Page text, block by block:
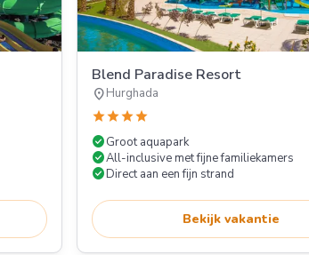
Blend Paradise Resort
location_onHurghada
starstarstarstar
check_circleGroot aquapark
check_circleAll-inclusive met fijne familiekamers
check_circleDirect aan een fijn strand
Bekijk vakantie